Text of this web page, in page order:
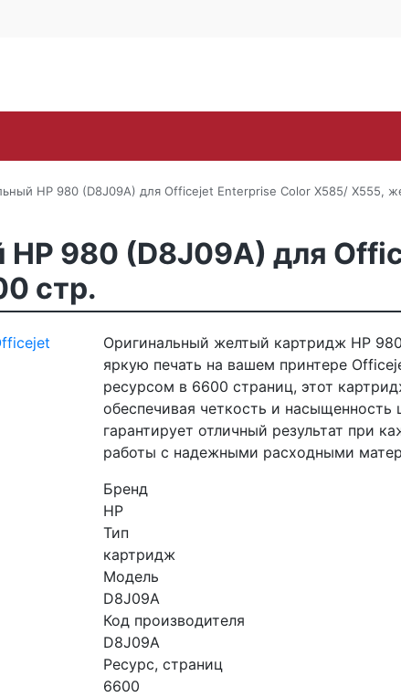
HP 980 (D8J09A) для Officejet Enterprise Color X585/ X555,
980 (D8J09A) для
стр.
Оригинальный желтый картридж HP
яркую печать на вашем принтере
ресурсом в 6600 страниц, этот
обеспечивая четкость и насыщенность
гарантирует отличный результат при
работы с надежными расходными
Бренд
HP
Тип
картридж
Модель
D8J09A
Код производителя
D8J09A
Ресурс, страниц
6600